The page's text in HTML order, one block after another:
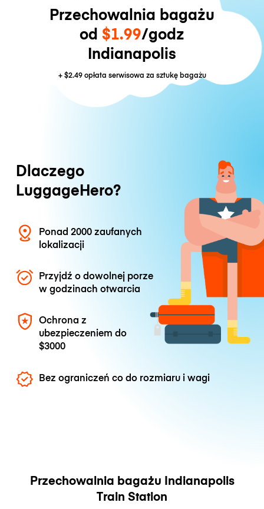
Przechowalnia bagażu
od $1.99/godz
Indianapolis
+$2.49opłata serwisowa za sztukę bagażu
Dlaczego
LuggageHero?
Ponad 2000 zaufanych
lokalizacji
Przyjdź o dowolnej porze
w godzinach otwarcia
Ochrona z
ubezpieczeniem do
$3000
Bez ograniczeń co do rozmiaru i wagi
Przechowalnia bagażu Indianapolis
Train Station